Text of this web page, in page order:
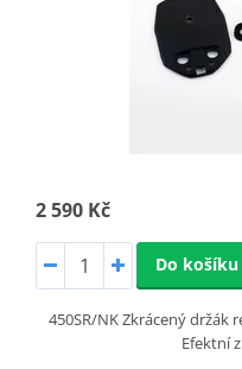
2 590 Kč
Do košíku
450SR/NK Zkrácený držák
Efektní